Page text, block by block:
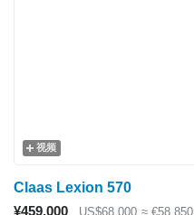
视频
Claas Lexion 570
¥459,000
US$68,000 ≈ €58,850